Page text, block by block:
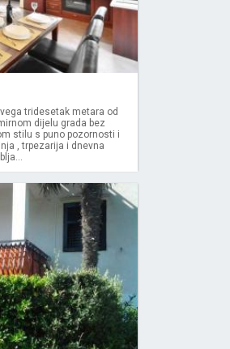
tridesetak metara od
dijelu grada bez
stilu s puno pozornosti i
, trpezarija i dnevna